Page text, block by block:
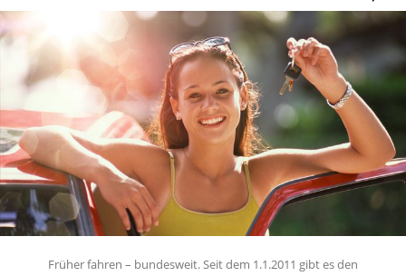
Früher fahren – bundesweit. Seit dem 1.1.2011 gibt es den